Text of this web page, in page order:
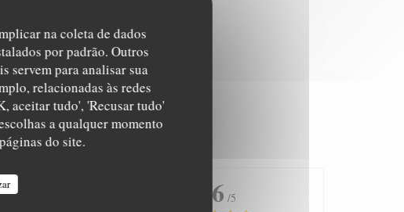
na coleta de dados
por padrão. Outros
servem para analisar sua
relacionadas às redes
aceitar tudo', 'Recusar tudo'
a qualquer momento
do site.
4.6 /5